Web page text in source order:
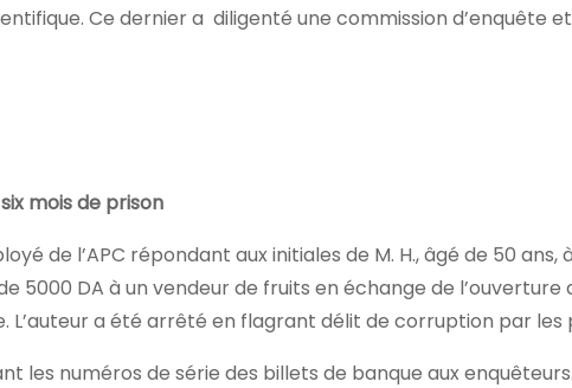
Ce dernier a diligenté une commission d’enquête
mois de prison
de l’APC répondant aux initiales de M. H., âgé de 50 ans,
5000 DA à un vendeur de fruits en échange de l’ouverture
a été arrêté en flagrant délit de corruption par les
les numéros de série des billets de banque aux